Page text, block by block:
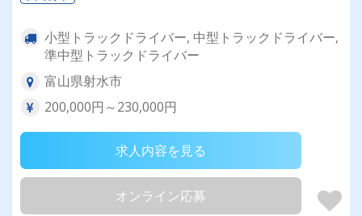
小型トラックドライバー, 中型トラックドライバー,
準中型トラックドライバー
富山県射水市
200,000円～230,000円
求人内容を見る
オンライン応募